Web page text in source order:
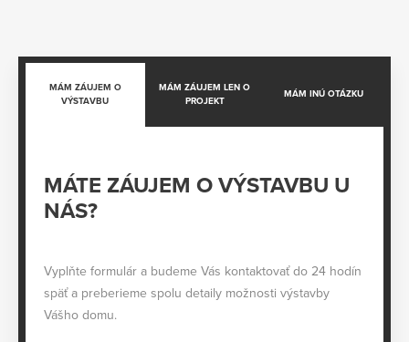
MÁM ZÁUJEM O
VÝSTAVBU
MÁM ZÁUJEM LEN O
PROJEKT
MÁM INÚ OTÁZKU
MÁTE ZÁUJEM O VÝSTAVBU U
NÁS?
Vyplňte formulár a budeme Vás kontaktovať do 24 hodín
späť a preberieme spolu detaily možnosti výstavby
Vášho domu.